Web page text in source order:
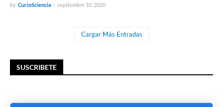
by CurioSciencia - septiembre 10, 2020
Cargar Más Entradas
SUSCRIBETE